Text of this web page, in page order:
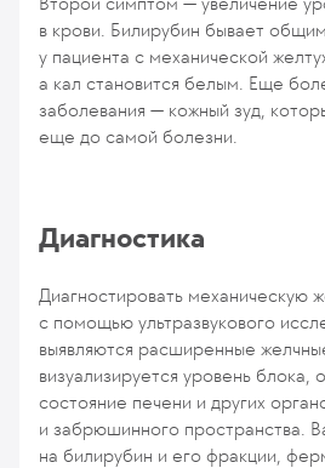
в крови. Билирубин бывает
у пациента с механической
а кал становится белым. Еще
заболевания — кожный зуд,
еще до самой болезни.
Диагностика
Диагностировать механическую
с помощью ультразвукового
выявляются расширенные
визуализируется уровень блока,
состояние печени и других
и забрюшинного пространства.
на билирубин и его фракции,